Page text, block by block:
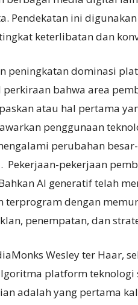
Pendekatan ini
keterlibatan dan
peningkatan dominasi
bahwa area
atau hal pertama
penggunaan
perubahan
Pekerjaan-pekerjaan
AI generatif telah
terprogram dengan
penempatan, dan
Wesley ter Haar,
platform teknologi
adalah yang pertama